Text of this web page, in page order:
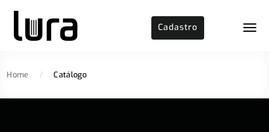
Cadastro
Home / Catálogo